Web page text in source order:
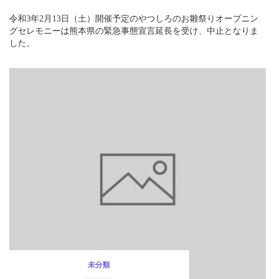
令和3年2月13日（土）開催予定のやつしろのお雛祭りオープニン
グセレモニーは熊本県の緊急事態宣言延長を受け、中止となりま
した。
未分類